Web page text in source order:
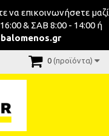
να επικοινωνήσeτε μαζί
& ΣΑΒ 8:00 - 14:00 ή
0 (προϊόντα)